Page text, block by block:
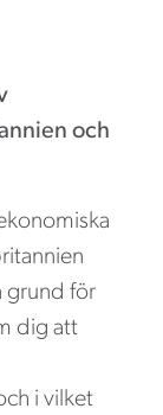
och
grund för
dig att
i vilket